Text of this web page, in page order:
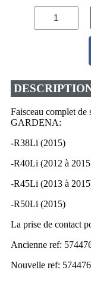
Faisceau complet
GARDENA:
-R38Li (2015)
-R40Li (2012 à
-R45Li (2013 à
-R50Li (2015)
La prise de contact
Ancienne ref:
Nouvelle ref: